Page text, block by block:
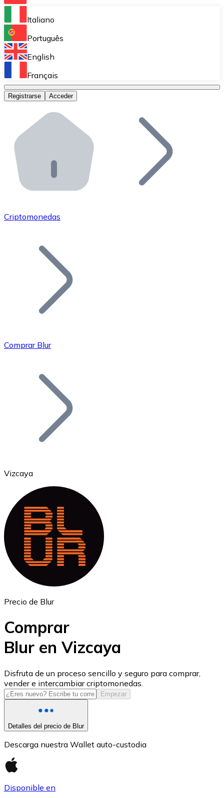
Bitnovo Ramp
Integra nuestra solución en tu plataforma.
Bitnovo Giftcards
Bitnovo OTC
Bitnovo ATM
Integra un ATM Bitnovo en tu negocio y permite que
Bitnovo API
Integra nuestra API en tu ecosistema.
Únete a nuestra red de distribuidores.
Añade tu proyecto a nuestro ecosistema.
Bitcoin
Ethereum
ETH
USD Coin
USDC
Italiano
Português
English
Français
Registrarse Acceder
Criptomonedas
Comprar Blur
Vizcaya
Precio de Blur
Comprar
Blur en Vizcaya
Disfruta de un proceso sencillo y seguro para comprar,
vender e intercambiar criptomonedas.
Empezar
Detalles del precio de Blur
Descarga nuestra Wallet auto-custodia
Disponible en